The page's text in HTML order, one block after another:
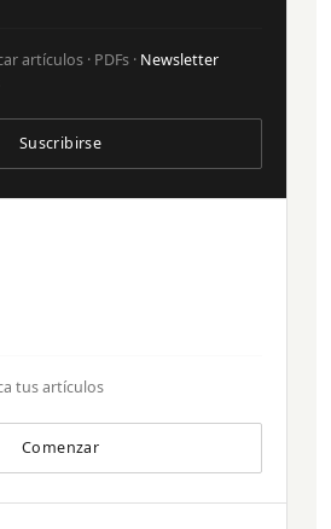
tus artículos
Comenzar
artículos · PDFs · Newsletter
Suscribirse